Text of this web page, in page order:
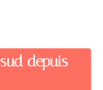
depuis